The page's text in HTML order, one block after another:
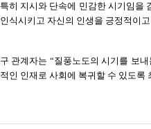
특히 지시와 단속에 민감한 시기임을
인식시키고 자신의 인생을 긍정적이
구 관계자는 “질풍노도의 시기를 보
적인 인재로 사회에 복귀할 수 있도록